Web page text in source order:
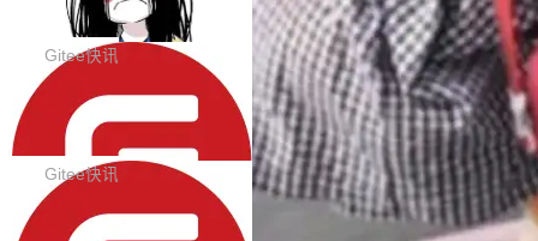
化”的基座。 新版本将为用户带来更好的使用体
验和更高的工作效率，感谢大家一直以来的支持
和反馈，我们将继续努力提供更优秀的产品和服
务！ 新增功能点 DevOps： 采用自研代码托管
平台，支持一站式安装，提供从代码提交到交付
的...
者选两个，不同环境之间切换，一行应用代码都
不用改。 下面快速过一下 10 种 HTTP 服务器
选项，各自适合什么场景，以及怎么切换。 一行
依赖替换 在 Solon 里换 HTTP 服务器就是改 po
m.xml 里一个依赖，别的什么都不用动。 <depe
factId>solon-web</artifac...
ootstrap 样式的 Blazor UI 组件库
BootstrapBlazor v10.9.0 已经发布，Bootstrap
样式的 Blazor UI 组件库 此版本更新内容包括：
Release 2026-07-31 V10.9.0 Fixes fix(MultiFi
lter): 增加暗黑主题支持 by @ArgoZhang in htt
ps://github.com/dotnetcore/BootstrapBlazor/p
ull/8239 fix(Camera): 增加 exact 显式设置设备
id by @kkxkx in https://github.com/dotnetcor
e/BootstrapBlazor/pull/825...
Gitee快讯
SolonCode v2026.8.2 已经发布，终端
智能体
SolonCode v2026.8.2 已经发布，终端智能体
此版本更新内容包括： 优化 soloncode run 模
式（参考 run-headless-mode.md） 添加 solon
code web 国际化多语言支持 添加 soloncode w
Gitee快讯
OpenAI 宣布 GPT-5.6 Luna 价格下降